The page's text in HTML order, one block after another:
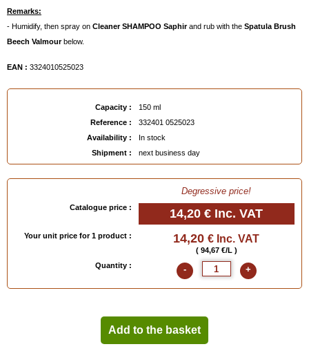
Remarks:
- Humidify, then spray on Cleaner SHAMPOO Saphirand rub with the Spatula Brush
Beech Valmourbelow.
EAN : 3324010525023
Capacity :
150 ml
Reference :
332401 0525023
Availability :
In stock
Shipment :
next business day
Degressive price!
Catalogue price : 14,20 € Inc. VAT
Your unit price for 1 product : 14,20 € Inc. VAT
( 94,67 €/L )
Quantity :
- +
Add to the basket